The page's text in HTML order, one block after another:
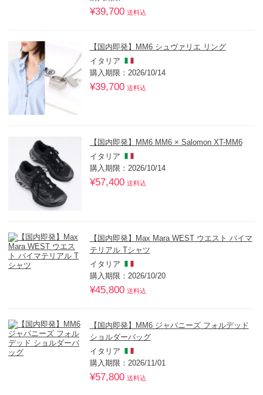
¥39,700 送料込
【国内即発】MM6 シュヴァリエ リング
イタリア
購入期限：2026/10/14
¥39,700 送料込
【国内即発】MM6 MM6 × Salomon XT-MM6
イタリア
購入期限：2026/10/14
¥57,400 送料込
【国内即発】Max Mara WEST ウエスト バイマ
テリアル Tシャツ
イタリア
購入期限：2026/10/20
¥45,800 送料込
【国内即発】MM6 ジャパニーズ フォルデッド
ショルダーバッグ
イタリア
購入期限：2026/11/01
¥57,800 送料込